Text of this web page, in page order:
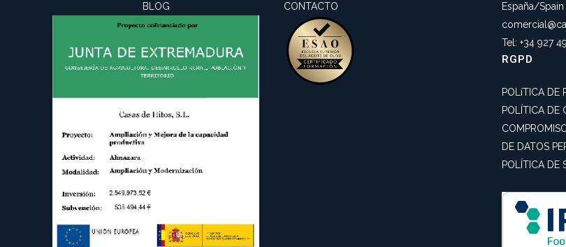
BLOG
CONTACTO
España/Spain
Tel: +34 927
RGPD
POLíTICA DE
POLÍTICA DE
DE DATOS
POLÍTICA DE